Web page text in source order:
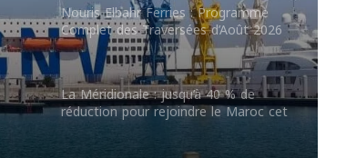
Nouris Elbahr Ferries : Programme
Complet des Traversées d’Août 2026
La Méridionale : jusqu’à 40 % de
réduction pour rejoindre le Maroc cet